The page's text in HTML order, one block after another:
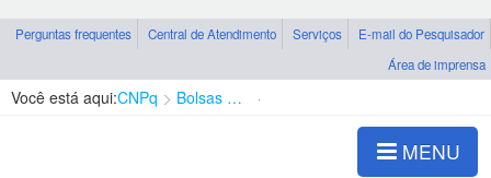
Perguntas frequentes Central de Atendimento Serviços
E-mail do Pesquisador
Área de imprensa
Você está aqui:CNPq Bolsas e Auxílios Vigentes
MENU